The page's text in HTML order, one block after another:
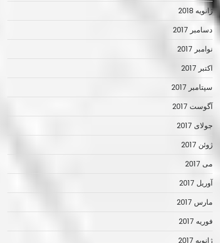
ژانویه 2018
دسامبر 2017
نوامبر 2017
اکتبر 2017
سپتامبر 2017
آگوست 2017
جولای 2017
ژوئن 2017
می 2017
آوریل 2017
مارس 2017
فوریه 2017
ژانویه 2017